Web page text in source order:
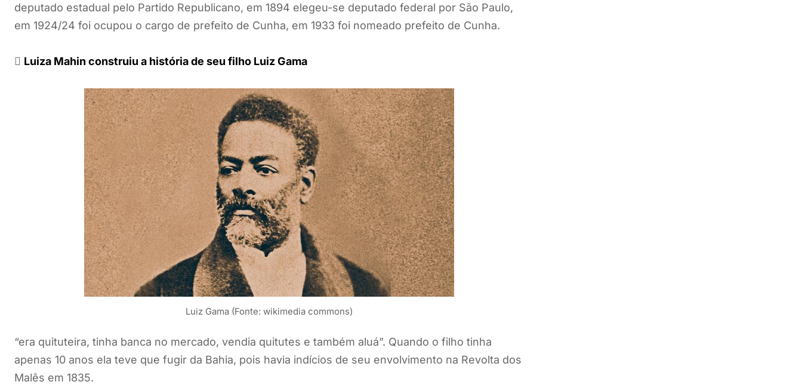
deputado estadual pelo Partido Republicano, em 1894 elegeu-se deputado federal por São Paulo,
em 1924/24 foi ocupou o cargo de prefeito de Cunha, em 1933 foi nomeado prefeito de Cunha.
 Luiza Mahin construiu a história de seu filho Luiz Gama
Luiz Gama (Fonte: wikimedia commons)
“era quituteira, tinha banca no mercado, vendia quitutes e também aluá”. Quando o filho tinha
apenas 10 anos ela teve que fugir da Bahia, pois havia indícios de seu envolvimento na Revolta dos
Malês em 1835.